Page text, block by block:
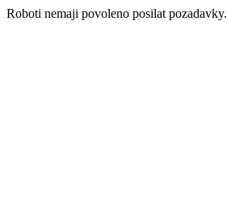
Roboti nemaji povoleno posilat pozadavky.